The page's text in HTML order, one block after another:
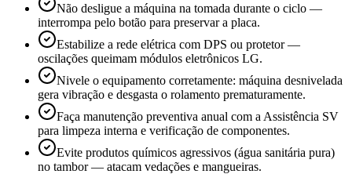
Não desligue a máquina na tomada durante o ciclo —
interrompa pelo botão para preservar a placa.
Estabilize a rede elétrica com DPS ou protetor —
oscilações queimam módulos eletrônicos LG.
Nivele o equipamento corretamente: máquina desnivelada
gera vibração e desgasta o rolamento prematuramente.
Faça manutenção preventiva anual com a Assistência SV
para limpeza interna e verificação de componentes.
Evite produtos químicos agressivos (água sanitária pura)
no tambor — atacam vedações e mangueiras.